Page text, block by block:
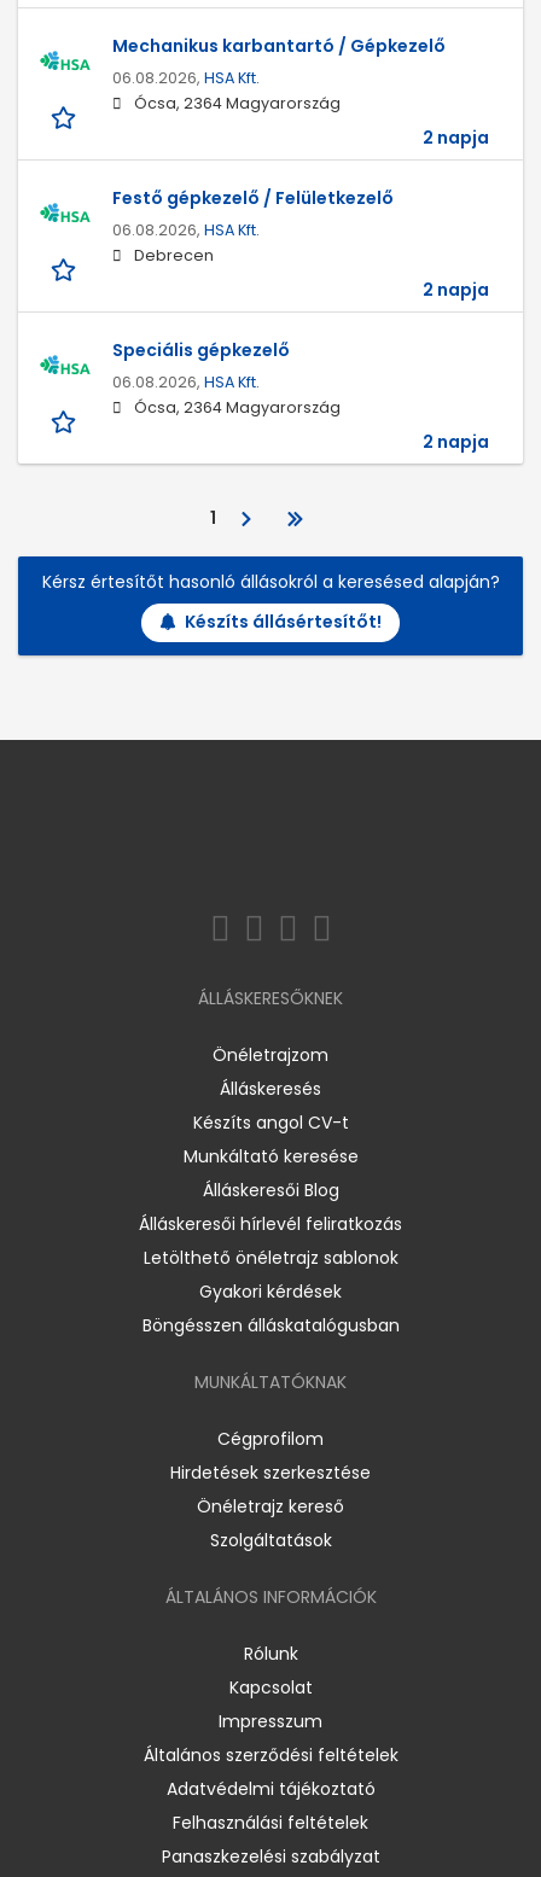
Mechanikus karbantartó / Gépkezelő
06.08.2026, HSA Kft.
Ócsa, 2364 Magyarország
2 napja
Festő gépkezelő / Felületkezelő
06.08.2026, HSA Kft.
Debrecen
2 napja
Speciális gépkezelő
06.08.2026, HSA Kft.
Ócsa, 2364 Magyarország
2 napja
1
Kérsz értesítőt hasonló állásokról a keresésed alapján?
Készíts állásértesítőt!
ÁLLÁSKERESŐKNEK
Önéletrajzom
Álláskeresés
Készíts angol CV-t
Munkáltató keresése
Álláskeresői Blog
Álláskeresői hírlevél feliratkozás
Letölthető önéletrajz sablonok
Gyakori kérdések
Böngésszen álláskatalógusban
MUNKÁLTATÓKNAK
Cégprofilom
Hirdetések szerkesztése
Önéletrajz kereső
Szolgáltatások
ÁLTALÁNOS INFORMÁCIÓK
Rólunk
Kapcsolat
Impresszum
Általános szerződési feltételek
Adatvédelmi tájékoztató
Felhasználási feltételek
Panaszkezelési szabályzat